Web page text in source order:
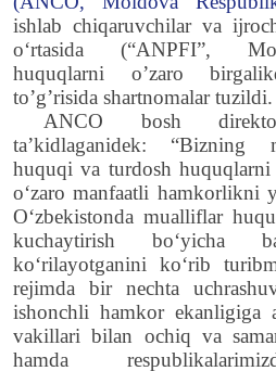
ishlab chiqaruvchilar va
o‘rtasida (“ANPFI”,
huquqlarni o’zaro
to’g’risida shartnomalar tuzildi.
ANCO bosh
taʼkidlaganidek: “Bizning
huquqi va turdosh
oʻzaro manfaatli hamkorlikni
O‘zbekistonda mualliflar
kuchaytirish bo‘yicha
ko‘rilayotganini ko‘rib
rejimda bir nechta
ishonchli hamkor
vakillari bilan ochiq va
hamda